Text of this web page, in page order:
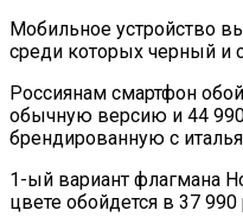
Мобильное устройство
среди которых черный и
Россиянам смартфон
обычную версию и 44
брендированную с
1-ый вариант флагмана
цвете обойдется в 37 990